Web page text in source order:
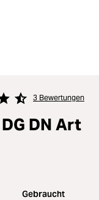
Bewertung von
3 Bewertungen
DN Art
Gebraucht